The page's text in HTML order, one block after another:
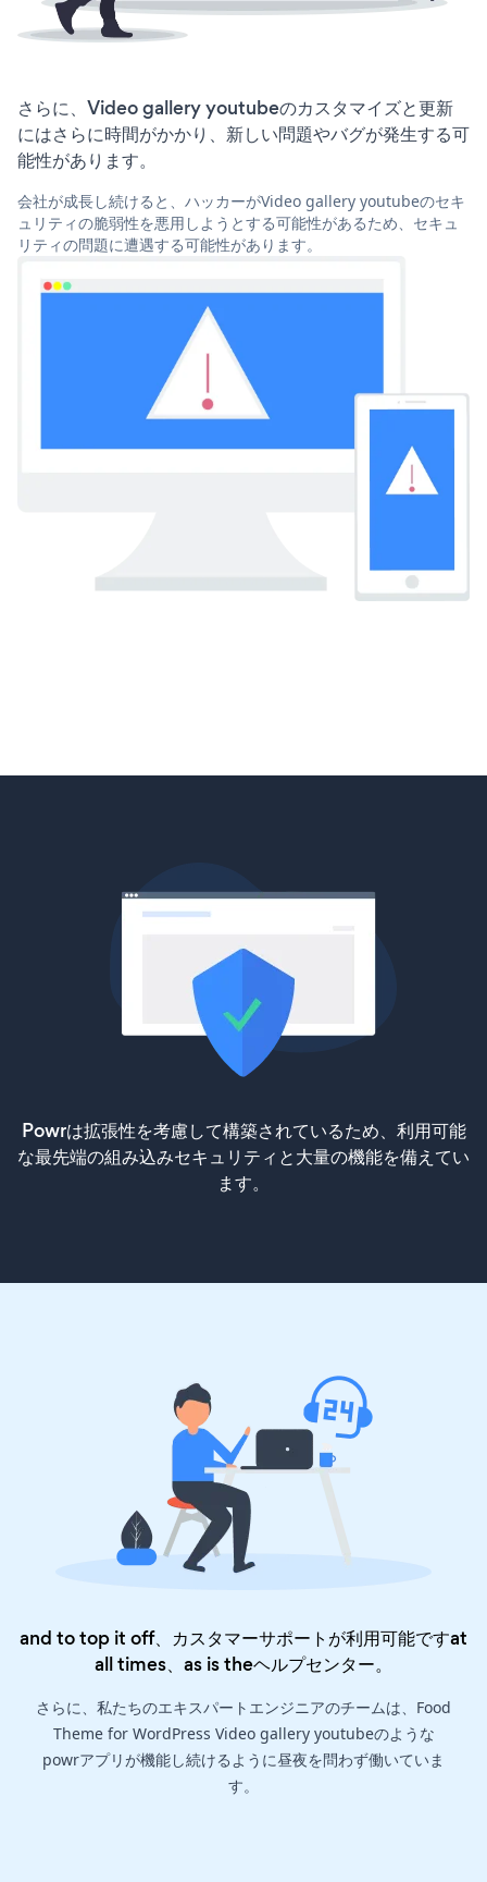
さらに、Video gallery youtubeのカスタマイズと更新
にはさらに時間がかかり、新しい問題やバグが発生する可
能性があります。
会社が成長し続けると、ハッカーがVideo gallery youtubeのセキ
ュリティの脆弱性を悪用しようとする可能性があるため、セキュ
リティの問題に遭遇する可能性があります。
Powrは拡張性を考慮して構築されているため、利用可能
な最先端の組み込みセキュリティと大量の機能を備えてい
ます。
and to top it off、カスタマーサポートが利用可能ですat
all times、as is theヘルプセンター。
さらに、私たちのエキスパートエンジニアのチームは、Food
Theme for WordPress Video gallery youtubeのような
powrアプリが機能し続けるように昼夜を問わず働いていま
す。